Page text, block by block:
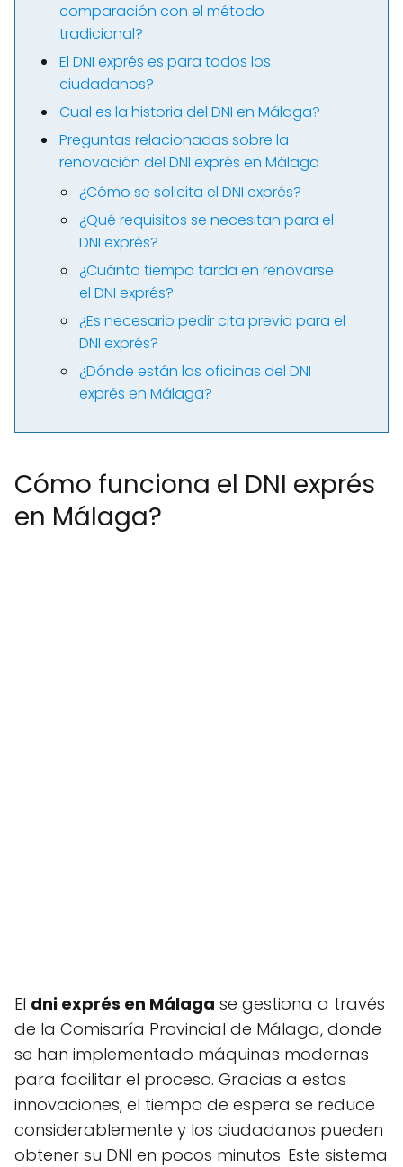
comparación con el método
tradicional?
El DNI exprés es para todos los
ciudadanos?
Cual es la historia del DNI en Málaga?
Preguntas relacionadas sobre la
renovación del DNI exprés en Málaga
¿Cómo se solicita el DNI exprés?
¿Qué requisitos se necesitan para el
DNI exprés?
¿Cuánto tiempo tarda en renovarse
el DNI exprés?
¿Es necesario pedir cita previa para el
DNI exprés?
¿Dónde están las oficinas del DNI
exprés en Málaga?
Cómo funciona el DNI exprés
en Málaga?
El dni exprés en Málaga se gestiona a través
de la Comisaría Provincial de Málaga, donde
se han implementado máquinas modernas
para facilitar el proceso. Gracias a estas
innovaciones, el tiempo de espera se reduce
considerablemente y los ciudadanos pueden
obtener su DNI en pocos minutos. Este sistema